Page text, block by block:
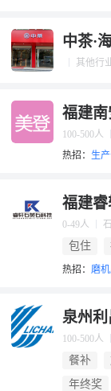
中茶·
其他行
福建南
100-500人
热招： 生
福建睿
0-49人
包住
热招： 磨
泉州
100-500人
餐补
年终奖